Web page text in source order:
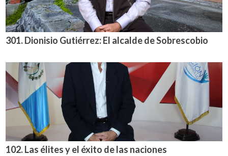
301. Dionisio Gutiérrez: El alcalde de Sobrescobio
102. Las élites y el éxito de las naciones